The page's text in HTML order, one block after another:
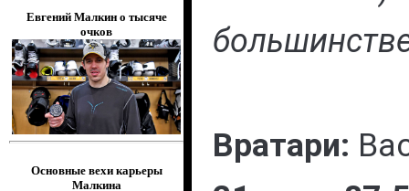
Евгений Малкин о тысяче
очков
Основные вехи карьеры
Малкина
Вратари: